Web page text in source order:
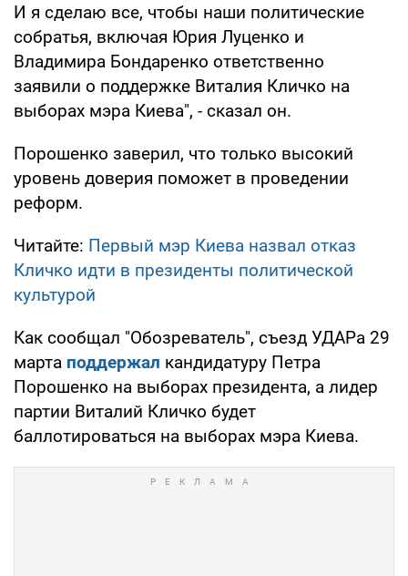
И я сделаю все, чтобы наши политические
собратья, включая Юрия Луценко и
Владимира Бондаренко ответственно
заявили о поддержке Виталия Кличко на
выборах мэра Киева", - сказал он.
Порошенко заверил, что только высокий
уровень доверия поможет в проведении
реформ.
Читайте: Первый мэр Киева назвал отказ
Кличко идти в президенты политической
культурой
Как сообщал "Обозреватель", съезд УДАРа 29
марта поддержал кандидатуру Петра
Порошенко на выборах президента, а лидер
партии Виталий Кличко будет
баллотироваться на выборах мэра Киева.